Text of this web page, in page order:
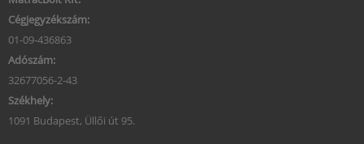
Cégjegyzékszám:
01-09-436863
Adószám:
32677056-2-43
Székhely:
1091 Budapest, Üllői út 95.